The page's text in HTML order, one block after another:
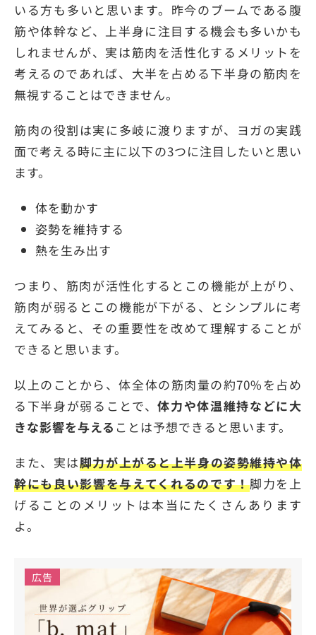
いる方も多いと思います。昨今のブームである腹
筋や体幹など、上半身に注目する機会も多いかも
しれませんが、実は筋肉を活性化するメリットを
考えるのであれば、大半を占める下半身の筋肉を
無視することはできません。
筋肉の役割は実に多岐に渡りますが、ヨガの実践
面で考える時に主に以下の3つに注目したいと思い
ます。
体を動かす
姿勢を維持する
熱を生み出す
つまり、筋肉が活性化するとこの機能が上がり、
筋肉が弱るとこの機能が下がる、とシンプルに考
えてみると、その重要性を改めて理解することが
できると思います。
以上のことから、体全体の筋肉量の約70%を占め
る下半身が弱ることで、体力や体温維持などに大
きな影響を与える ことは予想できると思います。
また、実は脚力が上がると上半身の姿勢維持や体
幹にも良い影響を与えてくれるのです！脚力を上
げることのメリットは本当にたくさんあります
よ。
広告